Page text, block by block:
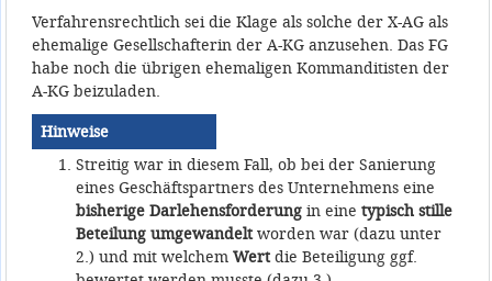
Verfahrensrechtlich sei die Klage als solche der X-AG als
ehemalige Gesellschafterin der A-KG anzusehen. Das FG
habe noch die übrigen ehemaligen Kommanditisten der
A-KG beizuladen.
Hinweise
Streitig war in diesem Fall, ob bei der Sanierung
eines Geschäftspartners des Unternehmens eine
bisherige Darlehensforderungin eine typisch stille
Beteilung umgewandeltworden war (dazu unter
2.) und mit welchem Wertdie Beteiligung ggf.